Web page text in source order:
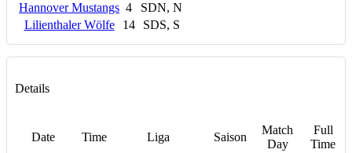
Hannover Mustangs 4
SDN, N
Lilienthaler Wölfe
14 SDS, S
Details
Date Time Liga Saison
Match
Day
Full
Time